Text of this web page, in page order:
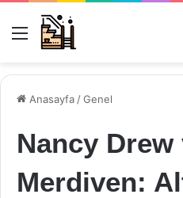
Menü
Anasayfa /Genel
Nancy Drew
Merdiven: